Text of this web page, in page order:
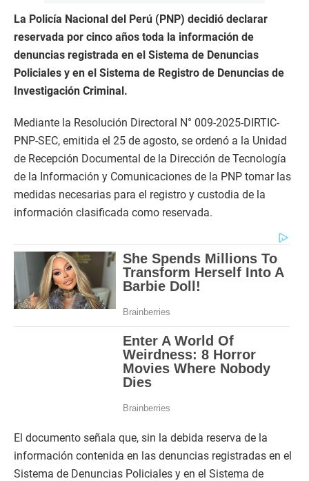
La Policía Nacional del Perú (PNP) decidió declarar
reservada por cinco años toda la información de
denuncias registrada en el Sistema de Denuncias
Policiales y en el Sistema de Registro de Denuncias de
Investigación Criminal.
Mediante la Resolución Directoral N° 009-2025-DIRTIC-
PNP-SEC, emitida el 25 de agosto, se ordenó a la Unidad
de Recepción Documental de la Dirección de Tecnología
de la Información y Comunicaciones de la PNP tomar las
medidas necesarias para el registro y custodia de la
información clasificada como reservada.
El documento señala que, sin la debida reserva de la
información contenida en las denuncias registradas en el
Sistema de Denuncias Policiales y en el Sistema de